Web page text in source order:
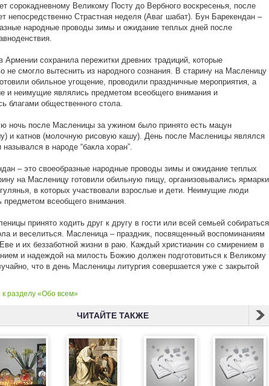
сорокадневному Великому Посту до Вербного воскресенья, после
непосредственно Страстная неделя (Аваг шабат). Бун Барекендан –
народные проводы зимы и ожидание теплых дней после
Армении сохранила пережитки древних традиций, которые
не смогло вытеснить из народного сознания. В старину на Масленицу
обильное угощение, проводили праздничные мероприятия, а
и неимущие являлись предметом всеобщего внимания и
благами общественного стола.
ночь после Масленицы за ужином было принято есть мацун
и катнов (молочную рисовую кашу). День после Масленицы являлся
назывался в народе “бакла хоран”.
– это своеобразные народные проводы зимы и ожидание теплых
на Масленицу готовили обильную пищу, организовывались ярмарки
в которых участвовали взрослые и дети. Неимущие люди
предметом всеобщего внимания.
принято ходить друг к другу в гости или всей семьей собираться
и веселиться. Масленица – праздник, посвященный воспоминаниям
и их беззаботной жизни в раю. Каждый христианин со смирением в
и надеждой на милость Божию должен подготовиться к Великому
что в день Масленицы литургия совершается уже с закрытой
разделу «Обо всем»
ЧИТАЙТЕ ТАКЖЕ